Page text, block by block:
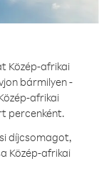
Közép-afrikai
bármilyen -
afrikai
percenként.
díjcsomagot,
Közép-afrikai